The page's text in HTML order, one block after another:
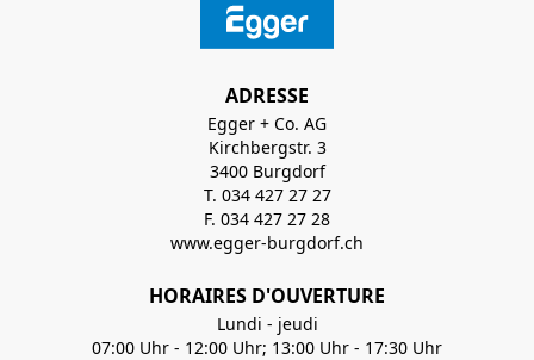
ADRESSE
Egger + Co. AG
Kirchbergstr. 3
3400 Burgdorf
T. 034 427 27 27
F. 034 427 27 28
www.egger-burgdorf.ch
HORAIRES D'OUVERTURE
Lundi - jeudi
07:00 Uhr - 12:00 Uhr; 13:00 Uhr - 17:30 Uhr